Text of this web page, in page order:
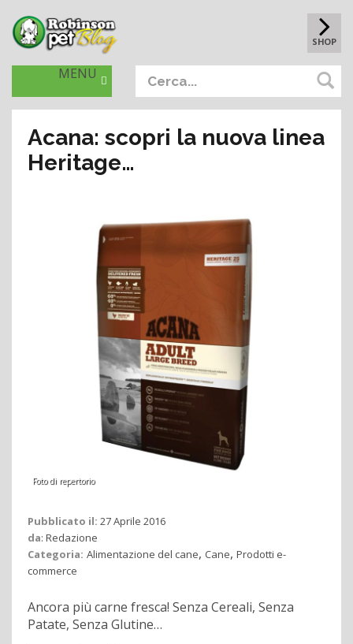
SHOP
MENU
Acana: scopri la nuova linea
Heritage…
Foto di repertorio
Pubblicato il: 27 Aprile 2016
da: Redazione
Categoria: Alimentazione del cane, Cane, Prodotti e-
commerce
Ancora più carne fresca! Senza Cereali, Senza
Patate, Senza Glutine…